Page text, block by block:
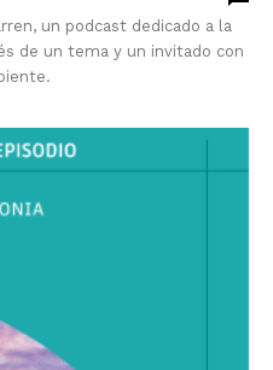
un podcast dedicado a la
de un tema y un invitado con